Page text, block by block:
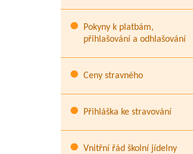
Pokyny k platbám,
přihlašování a odhlašování
Ceny stravného
Přihláška ke stravování
Vnitřní řád školní jídelny